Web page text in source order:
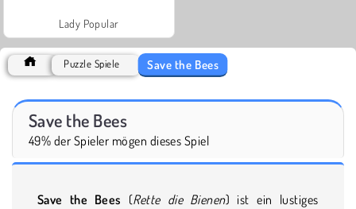
Lady Popular
Puzzle Spiele Save the Bees
Save the Bees
49% der Spieler mögen dieses Spiel
Save the Bees (Rette die Bienen) ist ein lustiges